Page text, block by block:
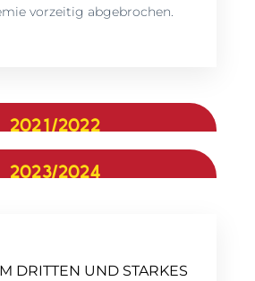
vorzeitig abgebrochen.
2021/2022
2023/2024
DRITTEN UND STARKES